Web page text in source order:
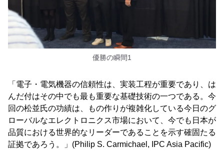
優勝の瞬間1
「電子・電気機器の信頼性は、実装工程が重要であり、は
んだ付はその中でも最も重要な基礎技術の一つである。今
回の松並氏の功績は、もの作りが複雑化している今日のグ
ローバルなエレクトロニクス市場において、今でも日本が
品質における世界的なリーダーであることを示す確固たる
証拠であろう。」(Philip S. Carmichael, IPC Asia Pacific)